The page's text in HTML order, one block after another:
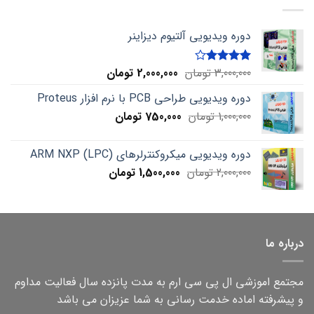
دوره ویدیویی آلتیوم دیزاینر
Rated
of 5
3,000,000 تومان Original
was:
3,000,000 تومان.
2,000,000 تومانCurrent
is:
دوره ویدیویی طراحی PCB با نرم افزار Proteus
1,000,000 تومان Original
was:
1,000,000 تومان.
750,000 تومانCurrent
is:
750,000 تومان. دوره ویدیویی میکروکنترلرهای ARM NXP (LPC)
2,000,000 تومان Original
2,000,000 تومان.
1,500,000 تومانCurrent
1,500,000 تومان.
درباره ما
مجتمع اموزشی ال پی سی ارم به مدت پانزده سال فعالیت مداوم
و پیشرفته اماده خدمت رسانی به شما عزیزان می باشد